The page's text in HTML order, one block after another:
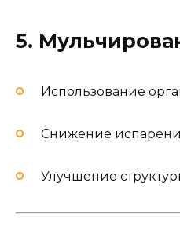
5.
Использование
Снижение
Улучшение